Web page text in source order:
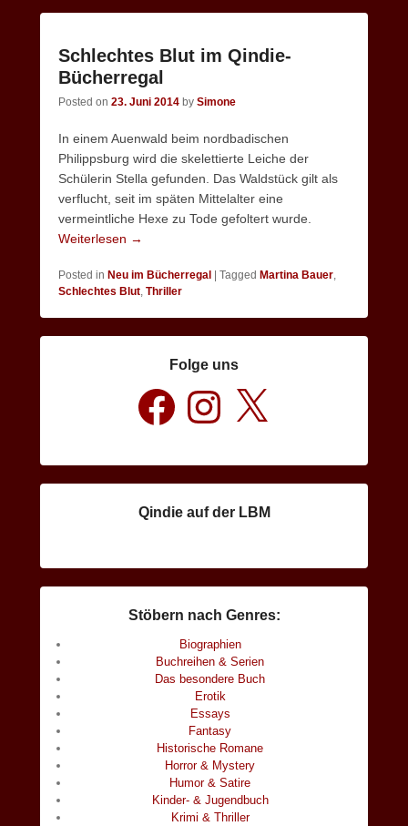
Schlechtes Blut im Qindie-
Bücherregal
Posted on 23. Juni 2014 by Simone
In einem Auenwald beim nordbadischen
Philippsburg wird die skelettierte Leiche der
Schülerin Stella gefunden. Das Waldstück gilt als
verflucht, seit im späten Mittelalter eine
vermeintliche Hexe zu Tode gefoltert wurde.
Weiterlesen →
Posted in Neu im Bücherregal Tagged Martina Bauer,
Schlechtes Blut, Thriller
Folge uns
Facebook Instagram
Qindie auf der LBM
Stöbern nach Genres:
Biographien
Buchreihen & Serien
Das besondere Buch
Erotik
Essays
Fantasy
Historische Romane
Horror & Mystery
Humor & Satire
Kinder- & Jugendbuch
Krimi & Thriller